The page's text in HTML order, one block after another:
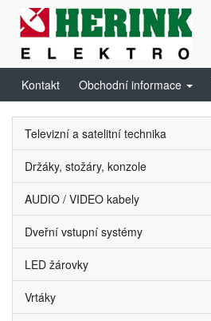
Kontakt Obchodní informace
Televizní a satelitní technika
Držáky, stožáry, konzole
AUDIO / VIDEO kabely
Dveřní vstupní systémy
LED žárovky
Vrtáky